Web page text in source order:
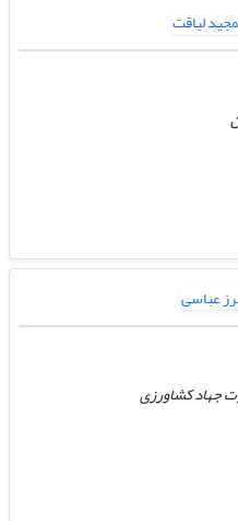
جهاد کشاورزی